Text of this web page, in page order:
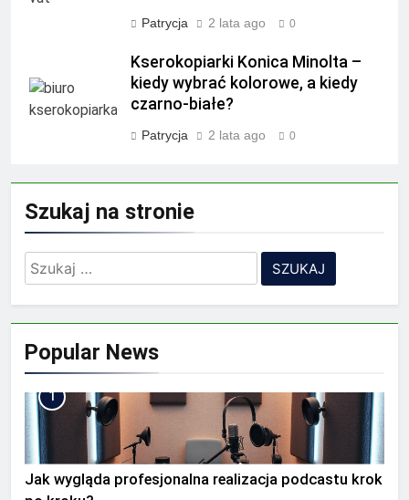
Patrycja 2 lata ago 0
Kserokopiarki Konica Minolta –
kiedy wybrać kolorowe, a kiedy
czarno-białe?
Patrycja 2 lata ago 0
Szukaj na stronie
Szukaj:
Popular News
1
Jak wygląda profesjonalna realizacja podcastu krok